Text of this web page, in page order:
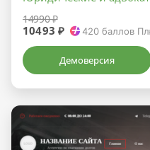
14990 ₽
10493 ₽ 420 баллов
Демоверсия